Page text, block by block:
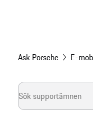
Ask Porsche E-